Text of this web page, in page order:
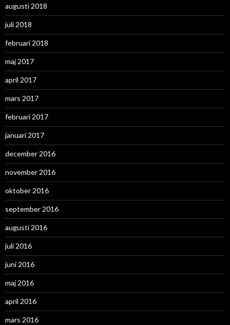
augusti 2018
juli 2018
februari 2018
maj 2017
april 2017
mars 2017
februari 2017
januari 2017
december 2016
november 2016
oktober 2016
september 2016
augusti 2016
juli 2016
juni 2016
maj 2016
april 2016
mars 2016